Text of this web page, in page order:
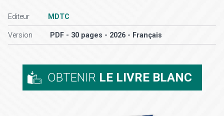
Editeur MDTC
Version PDF - 30 pages - 2026 - Français
OBTENIR LE LIVRE BLANC